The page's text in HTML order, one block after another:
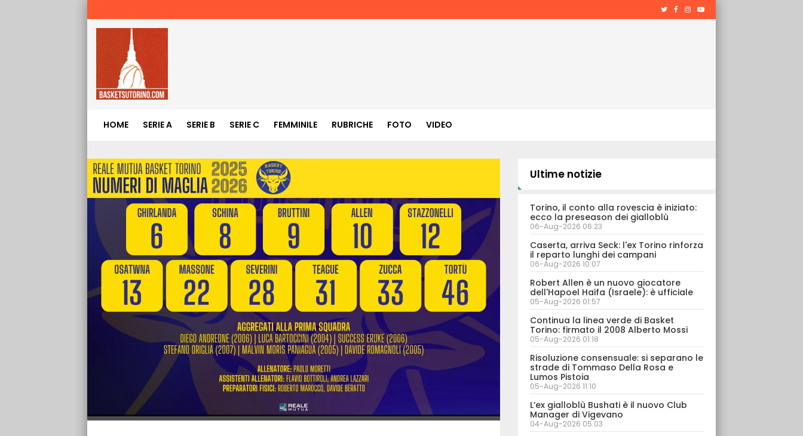
HOME SERIE A SERIE B SERIE C FEMMINILE RUBRICHE FOTO VIDEO
Ultime notizie
Torino, il conto alla rovescia è iniziato:
ecco la preseason dei gialloblù
06-Aug-2026 06:23
Caserta, arriva Seck: l'ex Torino rinforza
il reparto lunghi dei campani
06-Aug-2026 10:07
Robert Allen è un nuovo giocatore
dell'Hapoel Haifa (Israele): è ufficiale
05-Aug-2026 01:57
Continua la linea verde di Basket
Torino: firmato il 2008 Alberto Mossi
05-Aug-2026 01:18
Risoluzione consensuale: si separano le
strade di Tommaso Della Rosa e
Lumos Pistoia
05-Aug-2026 11:10
L’ex gialloblù Bushati è il nuovo Club
Manager di Vigevano
04-Aug-2026 05:03